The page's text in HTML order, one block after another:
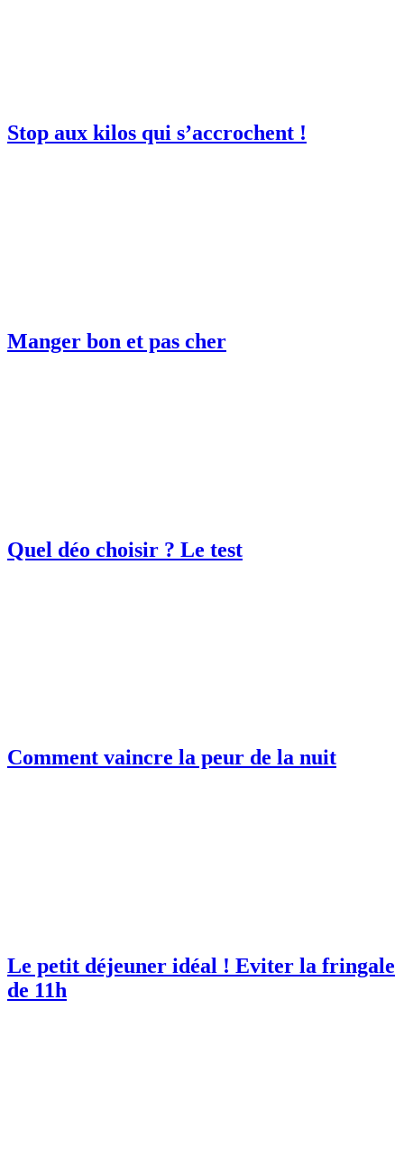
Stop aux kilos qui s’accrochent !
Manger bon et pas cher
Quel déo choisir ? Le test
Comment vaincre la peur de la nuit
Le petit déjeuner idéal ! Eviter la fringale
de 11h